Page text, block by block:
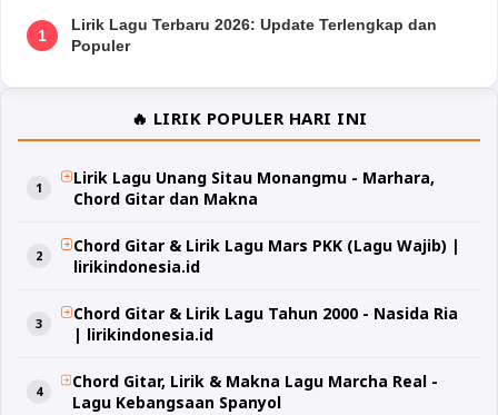
1
Lirik Lagu Terbaru 2026: Update Terlengkap dan
Populer
🔥 LIRIK POPULER HARI INI
Lirik Lagu Unang Sitau Monangmu - Marhara,
Chord Gitar dan Makna
Chord Gitar & Lirik Lagu Mars PKK (Lagu Wajib) |
lirikindonesia.id
Chord Gitar & Lirik Lagu Tahun 2000 - Nasida Ria
| lirikindonesia.id
Chord Gitar, Lirik & Makna Lagu Marcha Real -
Lagu Kebangsaan Spanyol